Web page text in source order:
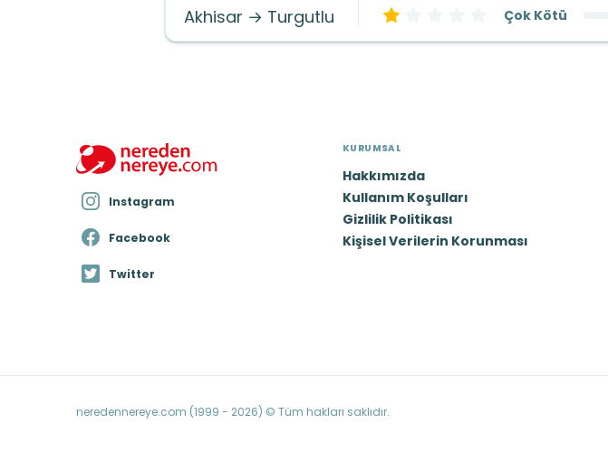
Akhisar → Turgutlu Çok Kötü
Instagram
Facebook
Twitter
KURUMSAL
Hakkımızda
Kullanım Koşulları
Gizlilik Politikası
Kişisel Verilerin Korunması
neredennereye.com (1999 - 2026) © Tüm hakları saklıdır.